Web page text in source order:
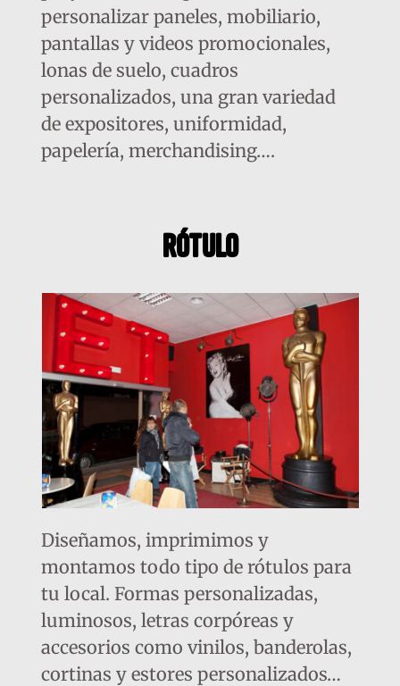
personalizar paneles, mobiliario,
pantallas y videos promocionales,
lonas de suelo, cuadros
personalizados, una gran variedad
de expositores, uniformidad,
papelería, merchandising….
rótulo
Diseñamos, imprimimos y
montamos todo tipo de rótulos para
tu local. Formas personalizadas,
luminosos, letras corpóreas y
accesorios como vinilos, banderolas,
cortinas y estores personalizados…